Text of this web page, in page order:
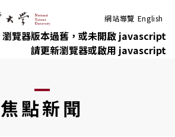
網站導覽 English
瀏覽器版本過舊，或未開啟 javascript
請更新瀏覽器或啟用 javascript
焦點新聞